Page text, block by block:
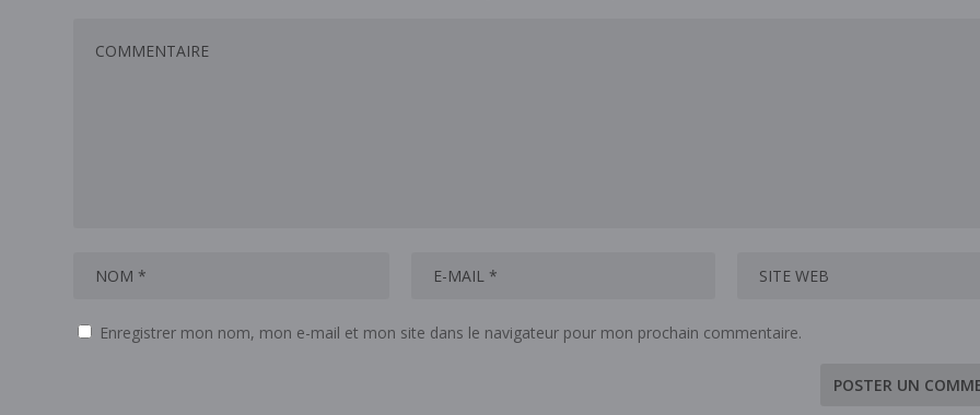
Enregistrer mon nom, mon e-mail et mon site dans le navigateur pour mon prochain commentaire.